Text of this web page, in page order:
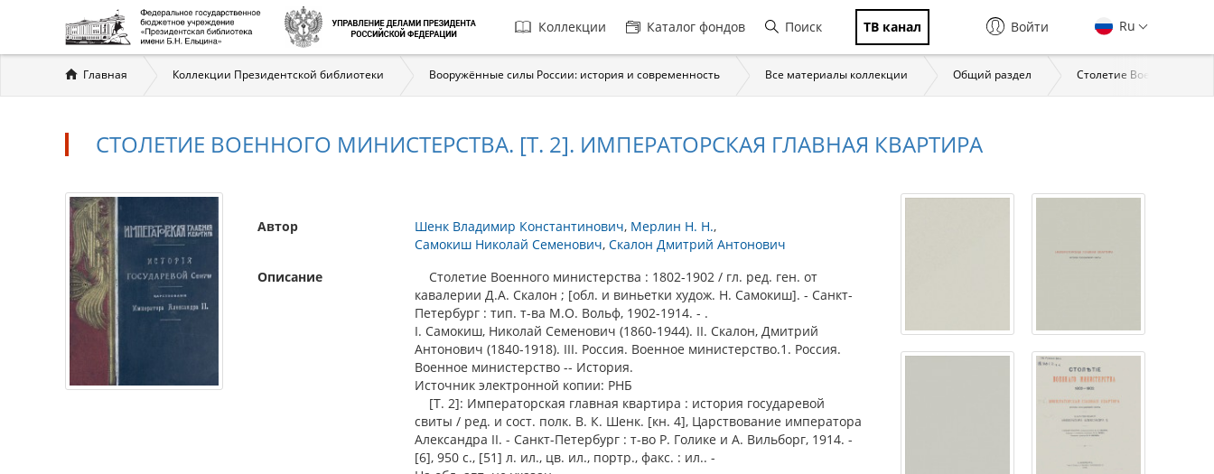
Главная
навигация
Коллекции Каталог фондов Поиск ТВ канал Ru
Войти
Вы
здесь
Главная Коллекции Президентской библиотеки Вооружённые силы России: история и современность Все материалы коллекции Общий раздел Столетие Военного
СТОЛЕТИЕ ВОЕННОГО МИНИСТЕРСТВА. [Т. 2]. ИМПЕРАТОРСКАЯ ГЛАВНАЯ КВАРТИРА
Автор Шенк Владимир Константинович Мерлин Н. Н.
Самокиш Николай Семенович Скалон Дмитрий Антонович
Описание
Столетие Военного министерства : 1802-1902 / гл. ред. ген. от
кавалерии Д.А. Скалон ; [обл. и виньетки худож. Н. Самокиш]. - Санкт-
Петербург : тип. т-ва М.О. Вольф, 1902-1914. - .
I. Самокиш, Николай Семенович (1860-1944). II. Скалон, Дмитрий
Антонович (1840-1918). III. Россия. Военное министерство.1. Россия.
Военное министерство -- История.
Источник электронной копии: РНБ
[Т. 2]: Императорская главная квартира : история государевой
свиты / ред. и сост. полк. В. К. Шенк. [кн. 4], Царствование императора
Александра II. - Санкт-Петербург : т-во Р. Голике и А. Вильборг, 1914. -
[6], 950 с., [51] л. ил., цв. ил., портр., факс. : ил.. -